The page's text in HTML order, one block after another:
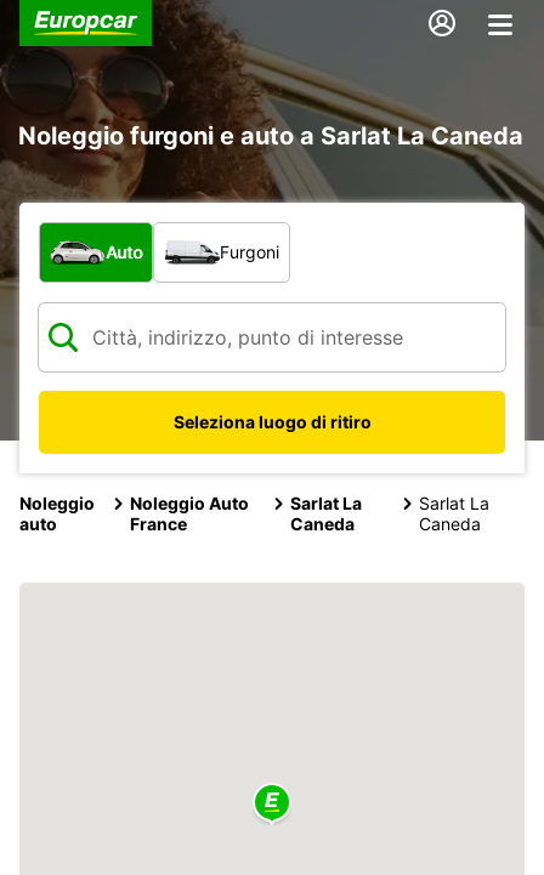
Noleggio furgoni e auto a Sarlat La Caneda
Scegli la tipologia di veicolo:
Auto Furgoni
Seleziona luogo di ritiro
Noleggio
auto
Noleggio Auto
France
Sarlat La
Caneda
Sarlat La
Caneda